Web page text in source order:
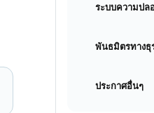
ระบบความปล
พันธมิตรทางธุ
ประกาศอื่นๆ